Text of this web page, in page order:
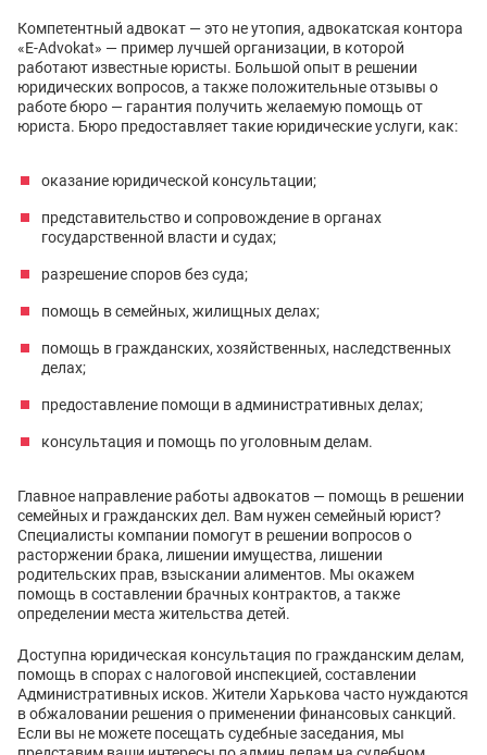
Компетентный адвокат — это не утопия, адвокатская контора
«E-Advokat» — пример лучшей организации, в которой
работают известные юристы. Большой опыт в решении
юридических вопросов, а также положительные отзывы о
работе бюро — гарантия получить желаемую помощь от
юриста. Бюро предоставляет такие юридические услуги, как:
оказание юридической консультации;
представительство и сопровождение в органах
государственной власти и судах;
разрешение споров без суда;
помощь в семейных, жилищных делах;
помощь в гражданских, хозяйственных, наследственных
делах;
предоставление помощи в административных делах;
консультация и помощь по уголовным делам.
Главное направление работы адвокатов — помощь в решении
семейных и гражданских дел. Вам нужен семейный юрист?
Специалисты компании помогут в решении вопросов о
расторжении брака, лишении имущества, лишении
родительских прав, взыскании алиментов. Мы окажем
помощь в составлении брачных контрактов, а также
определении места жительства детей.
Доступна юридическая консультация по гражданским делам,
помощь в спорах с налоговой инспекцией, составлении
Административных исков. Жители Харькова часто нуждаются
в обжаловании решения о применении финансовых санкций.
Если вы не можете посещать судебные заседания, мы